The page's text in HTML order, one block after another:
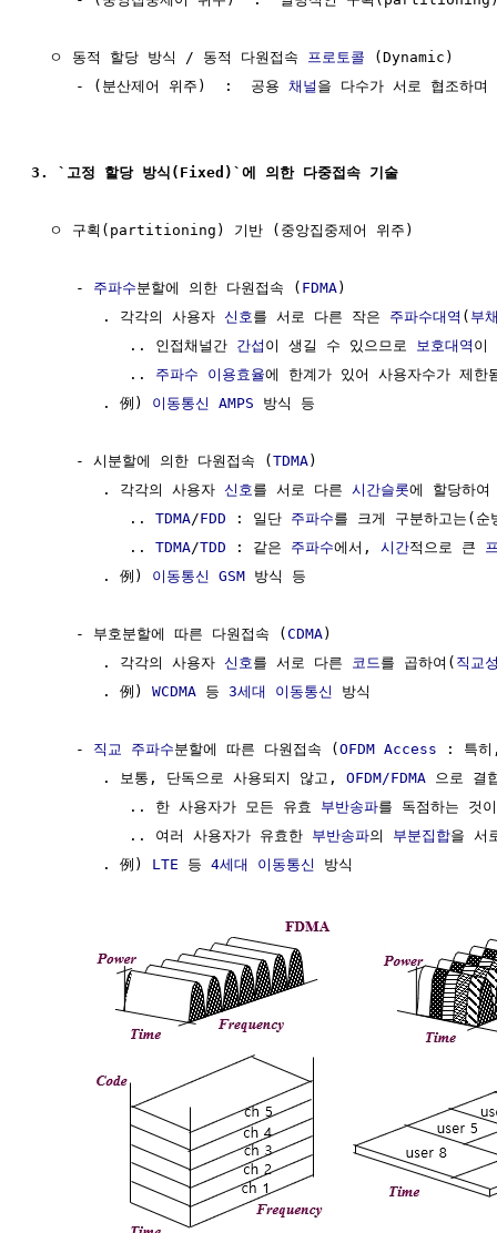
  ㅇ 동적 할당 방식 / 동적 다원접속
프로토콜 (Dynamic)
     - (분산제어 위주)  :  공용
채널 을 다수가 서로 협조하
3. `고정 할당 방식(Fixed)`에 의한 다중접속 기술
  ㅇ 구획(partitioning) 기반 (중앙집중제어 위주)
     -
주파수분할에 의한 다원접속 ( FDMA)
        . 각각의 사용자
신호를 서로 다른 작은 주파수대역 ( 부
           .. 인접채널간
간섭 이 생길 수 있으므로 보호대역 이
           ..
주파수 이용효율에 한계가 있어 사용자수가 제한
        . 例)
이동통신 AMPS 방식 등
     - 시분할에 의한 다원접속 (
TDMA)
        . 각각의 사용자
신호를 서로 다른 시간슬롯에 할당하여
           ..
TDMA/FDD : 일단 주파수를 크게 구분하고는(
           ..
TDMA/TDD : 같은 주파수에서, 시간적으로 큰
        . 例)
이동통신 GSM 방식 등
     - 부호분할에 따른 다원접속 (
CDMA)
        . 각각의 사용자
신호를 서로 다른 코드 를 곱하여( 직교
        . 例)
WCDMA 등 3세대 이동통신 방식
     -
직교 주파수분할에 따른 다원접속 (OFDM Access : 특
        . 보통, 단독으로 사용되지 않고,
OFDM/FDMA 으로 결
           .. 한 사용자가 모든 유효
부반송파를 독점하는 것
           .. 여러 사용자가 유효한
부반송파의 부분집합을 서
        . 例)
LTE 등 4세대 이동통신 방식